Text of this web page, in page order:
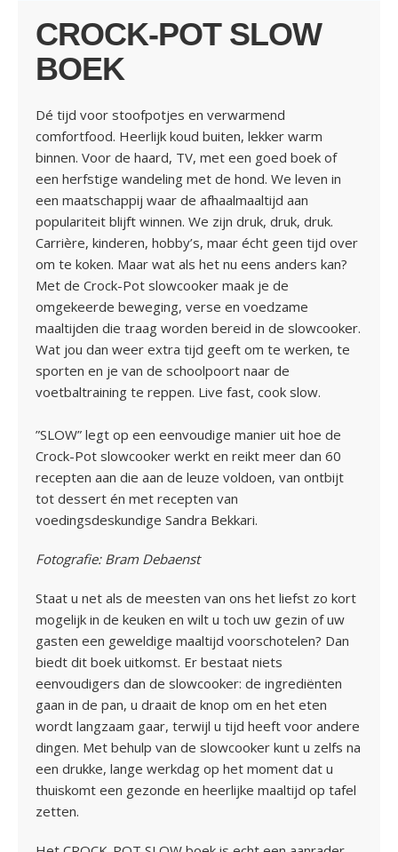
CROCK-POT SLOW
BOEK
Dé tijd voor stoofpotjes en verwarmend
comfortfood. Heerlijk koud buiten, lekker warm
binnen. Voor de haard, TV, met een goed boek of
een herfstige wandeling met de hond. We leven in
een maatschappij waar de afhaalmaaltijd aan
populariteit blijft winnen. We zijn druk, druk, druk.
Carrière, kinderen, hobby’s, maar écht geen tijd over
om te koken. Maar wat als het nu eens anders kan?
Met de Crock-Pot slowcooker maak je de
omgekeerde beweging, verse en voedzame
maaltijden die traag worden bereid in de slowcooker.
Wat jou dan weer extra tijd geeft om te werken, te
sporten en je van de schoolpoort naar de
voetbaltraining te reppen. Live fast, cook slow.
”SLOW” legt op een eenvoudige manier uit hoe de
Crock-Pot slowcooker werkt en reikt meer dan 60
recepten aan die aan de leuze voldoen, van ontbijt
tot dessert én met recepten van
voedingsdeskundige Sandra Bekkari.
Fotografie: Bram Debaenst
Staat u net als de meesten van ons het liefst zo kort
mogelijk in de keuken en wilt u toch uw gezin of uw
gasten een geweldige maaltijd voorschotelen? Dan
biedt dit boek uitkomst. Er bestaat niets
eenvoudigers dan de slowcooker: de ingrediënten
gaan in de pan, u draait de knop om en het eten
wordt langzaam gaar, terwijl u tijd heeft voor andere
dingen. Met behulp van de slowcooker kunt u zelfs na
een drukke, lange werkdag op het moment dat u
thuiskomt een gezonde en heerlijke maaltijd op tafel
zetten.